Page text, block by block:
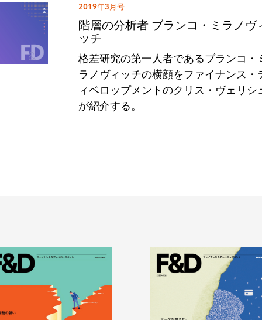
2019年3月号
階層の分析者 ブランコ・ミラノヴ
ッチ
格差研究の第一人者であるブランコ・
ラノヴィッチの横顔をファイナンス・
ィベロップメントのクリス・ヴェリシ
が紹介する。